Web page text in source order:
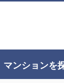
マンションを